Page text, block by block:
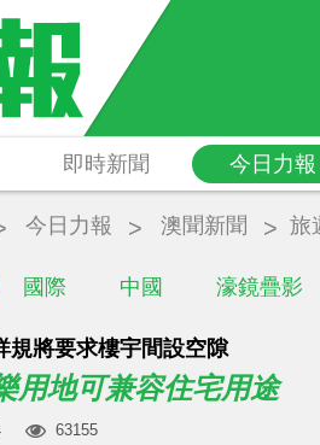
即時新聞 今日力報
國際 中國 濠鏡疊影
今日力報 澳聞新聞 旅
規將要求樓宇間設空隙
用地可兼容住宅用途
63155